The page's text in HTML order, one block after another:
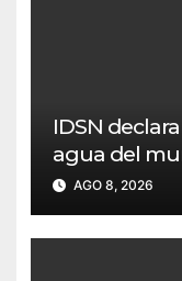
IDSN
agua del
a AGO 8, 2026